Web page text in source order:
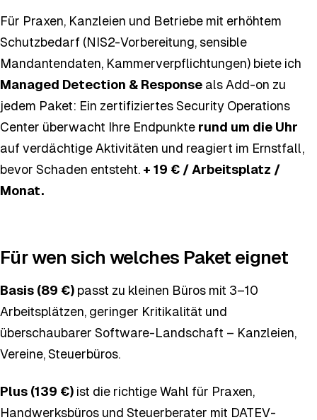
Für Praxen, Kanzleien und Betriebe mit erhöhtem
Schutzbedarf (NIS2-Vorbereitung, sensible
Mandantendaten, Kammerverpflichtungen) biete ich
Managed Detection & Response als Add-on zu
jedem Paket: Ein zertifiziertes Security Operations
Center überwacht Ihre Endpunkte rund um die Uhr
auf verdächtige Aktivitäten und reagiert im Ernstfall,
bevor Schaden entsteht. + 19 € / Arbeitsplatz /
Monat.
Für wen sich welches Paket eignet
Basis (89 €) passt zu kleinen Büros mit 3–10
Arbeitsplätzen, geringer Kritikalität und
überschaubarer Software-Landschaft – Kanzleien,
Vereine, Steuerbüros.
Plus (139 €) ist die richtige Wahl für Praxen,
Handwerksbüros und Steuerberater mit DATEV-